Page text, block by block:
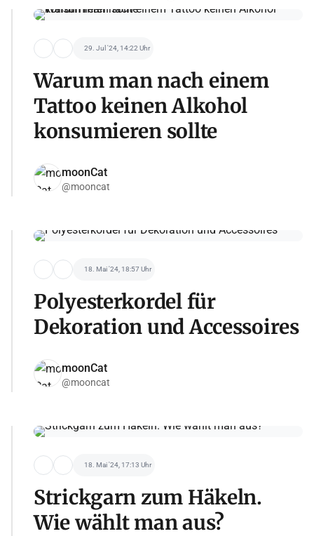
29. Jul '24, 14:22 Uhr
Warum man nach einem
Tattoo keinen Alkohol
konsumieren sollte
moonCat
@mooncat
18. Mai '24, 18:57 Uhr
Polyesterkordel für
Dekoration und Accessoires
moonCat
@mooncat
18. Mai '24, 17:13 Uhr
Strickgarn zum Häkeln.
Wie wählt man aus?